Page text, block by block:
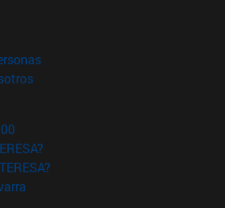
nueva ventana)
(abre en nueva ventana)
(abre en nueva ventana)